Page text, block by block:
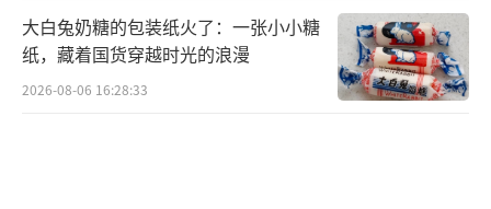
大白兔奶糖的包装纸火了：一张小小糖
纸，藏着国货穿越时光的浪漫
2026-08-06 16:28:33